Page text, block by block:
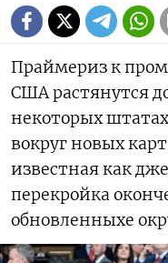
Праймериз к
США растянутся
некоторых
вокруг новых
известная как
перекройка
обновленныхе